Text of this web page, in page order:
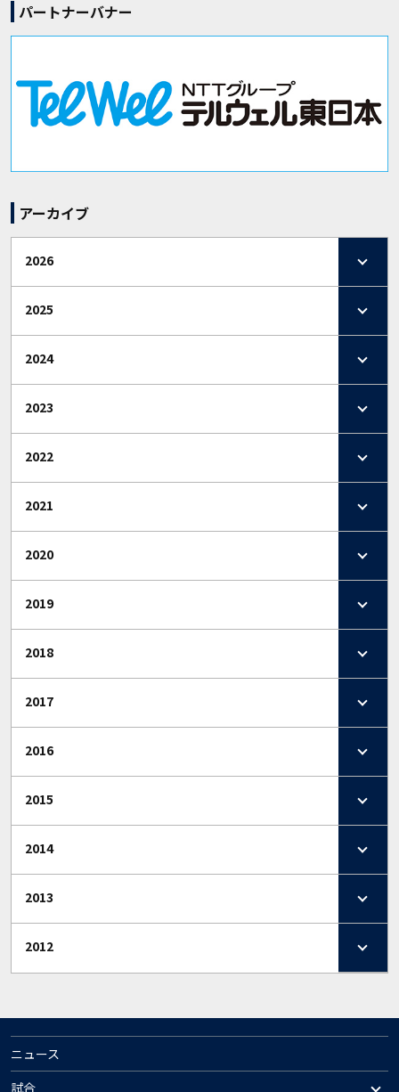
パートナーバナー
アーカイブ
2026
2025
2024
2023
2022
2021
2020
2019
2018
2017
2016
2015
2014
2013
2012
ニュース
試合